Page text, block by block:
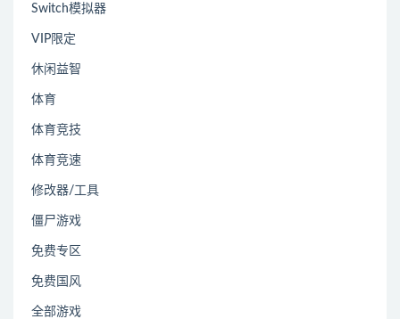
Switch模拟器
VIP限定
休闲益智
体育
体育竞技
体育竞速
修改器/工具
僵尸游戏
免费专区
免费国风
全部游戏